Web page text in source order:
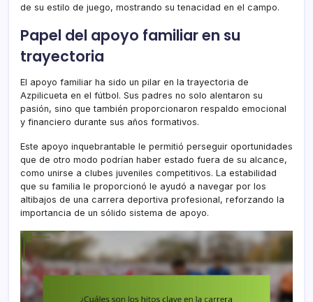
de su estilo de juego, mostrando su tenacidad en el campo.
Papel del apoyo familiar en su
trayectoria
El apoyo familiar ha sido un pilar en la trayectoria de
Azpilicueta en el fútbol. Sus padres no solo alentaron su
pasión, sino que también proporcionaron respaldo emocional
y financiero durante sus años formativos.
Este apoyo inquebrantable le permitió perseguir oportunidades
que de otro modo podrían haber estado fuera de su alcance,
como unirse a clubes juveniles competitivos. La estabilidad
que su familia le proporcionó le ayudó a navegar por los
altibajos de una carrera deportiva profesional, reforzando la
importancia de un sólido sistema de apoyo.